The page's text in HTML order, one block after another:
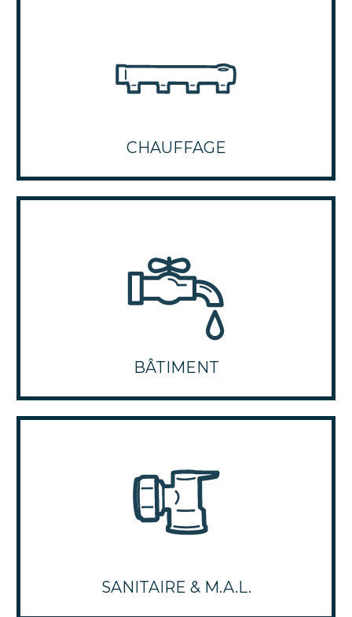
CHAUFFAGE
BÂTIMENT
SANITAIRE & M.A.L.